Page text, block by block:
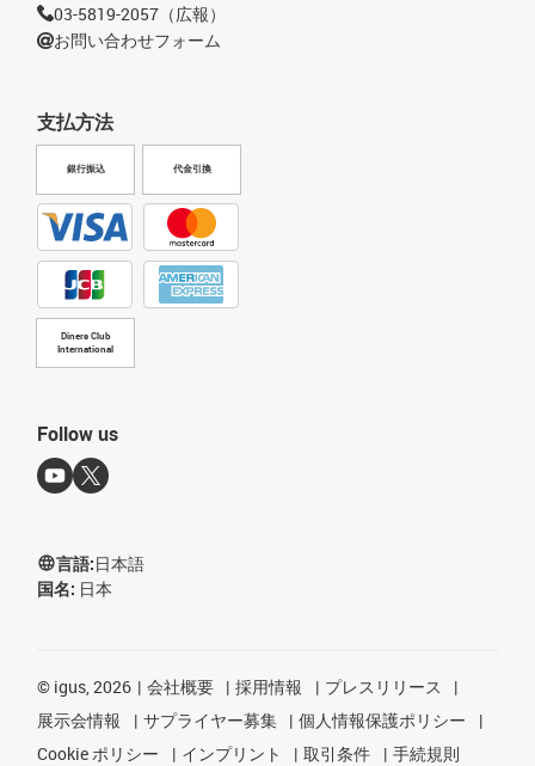
支払方法
銀行振込 代金引換
Diners Club
International
03-5819-2057（広報）
お問い合わせフォーム
Follow us
言語:日本語
国名: 日本
© igus, 2026 会社概要 採用情報
プレスリリース
展示会情報
サプライヤー募集
個人情報保護ポリシー
Cookie ポリシー
インプリント 取引条件 手続規則